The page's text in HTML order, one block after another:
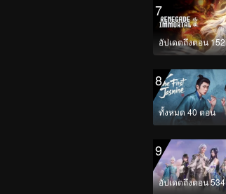
7
อัปเดตถึงตอน 152
8
ทั้งหมด 40 ตอน
9
อัปเดตถึงตอน 534